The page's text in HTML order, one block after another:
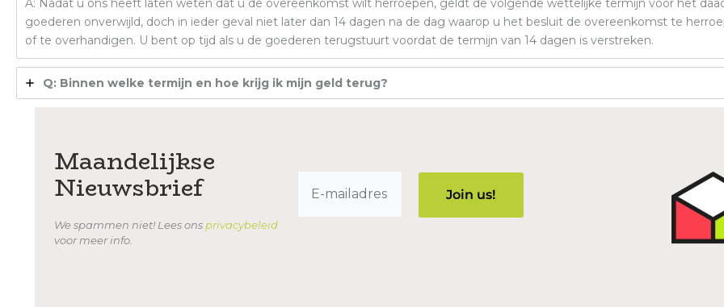
A: Nadat u ons heeft laten weten dat u de overeenkomst wilt herroepen, geldt de volgende wettelijke termijn voor het
goederen onverwijld, doch in ieder geval niet later dan 14 dagen na de dag waarop u het besluit de overeenkomst te
of te overhandigen. U bent op tijd als u de goederen terugstuurt voordat de termijn van 14 dagen is verstreken.
Q: Binnen welke termijn en hoe krijg ik mijn geld terug?
Maandelijkse
Nieuwsbrief
We spammen niet! Lees ons privacybeleid
voor meer info.